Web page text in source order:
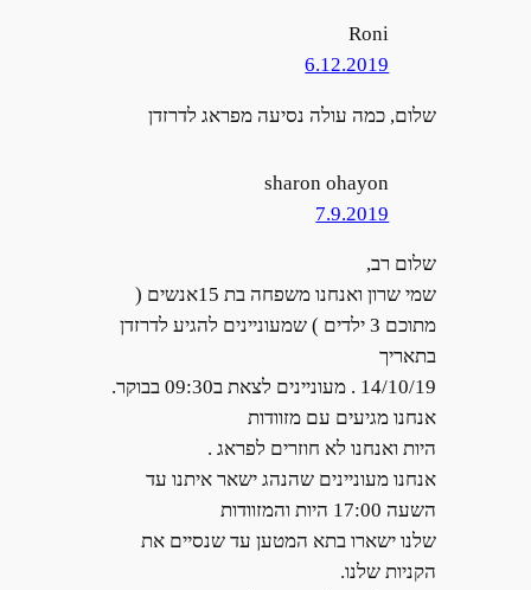
Roni
6.12.2019
שלום, כמה עולה נסיעה מפראג לדרזדן
sharon ohayon
7.9.2019
שלום רב,
שמי שרון ואנחנו משפחה בת 15אנשים (
מתוכם 3 ילדים ) שמעוניינים להגיע לדרזדן
בתאריך
14/10/19 . מעוניינים לצאת ב09:30 בבוקר.
אנחנו מגיעים עם מזוודות
היות ואנחנו לא חוזרים לפראג .
אנחנו מעוניינים שהנהג ישאר איתנו עד
השעה 17:00 היות והמזוודות
שלנו ישארו בתא המטען עד שנסיים את
הקניות שלנו.